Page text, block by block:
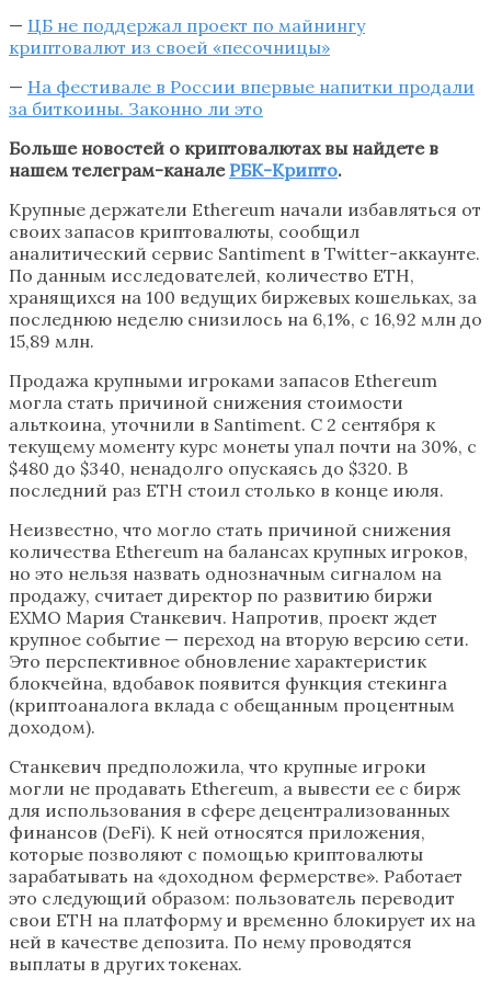
— ЦБ не поддержал проект по майнингу
криптовалют из своей «песочницы»
— На фестивале в России впервые напитки продали
за биткоины. Законно ли это
Больше новостей о криптовалютах вы найдете в
нашем телеграм-канале РБК-Крипто.
Крупные держатели Ethereum начали избавляться от
своих запасов криптовалюты, сообщил
аналитический сервис Santiment в Twitter-аккаунте.
По данным исследователей, количество ETH,
хранящихся на 100 ведущих биржевых кошельках, за
последнюю неделю снизилось на 6,1%, с 16,92 млн до
15,89 млн.
Продажа крупными игроками запасов Ethereum
могла стать причиной снижения стоимости
альткоина, уточнили в Santiment. С 2 сентября к
текущему моменту курс монеты упал почти на 30%, с
$480 до $340, ненадолго опускаясь до $320. В
последний раз ETH стоил столько в конце июля.
Неизвестно, что могло стать причиной снижения
количества Ethereum на балансах крупных игроков,
но это нельзя назвать однозначным сигналом на
продажу, считает директор по развитию биржи
EXMO Мария Станкевич. Напротив, проект ждет
крупное событие — переход на вторую версию сети.
Это перспективное обновление характеристик
блокчейна, вдобавок появится функция стекинга
(криптоаналога вклада с обещанным процентным
доходом).
Станкевич предположила, что крупные игроки
могли не продавать Ethereum, а вывести ее с бирж
для использования в сфере децентрализованных
финансов (DeFi). К ней относятся приложения,
которые позволяют с помощью криптовалюты
зарабатывать на «доходном фермерстве». Работает
это следующий образом: пользователь переводит
свои ETH на платформу и временно блокирует их на
ней в качестве депозита. По нему проводятся
выплаты в других токенах.